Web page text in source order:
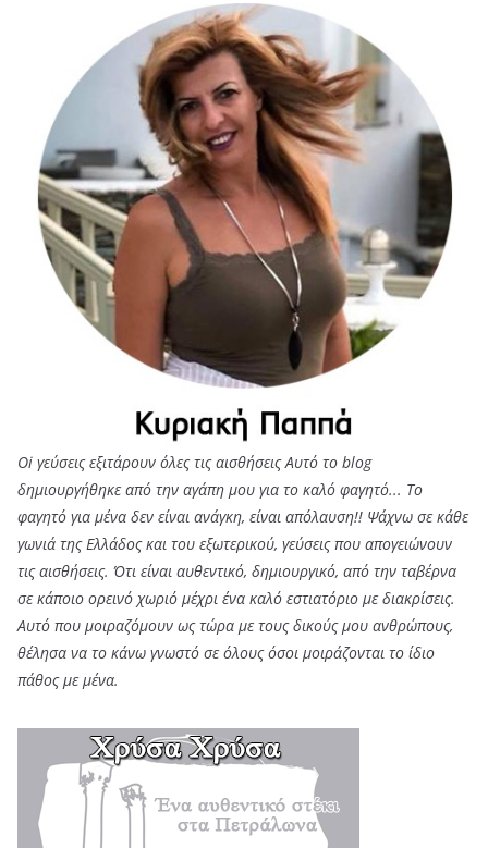
Oi γεύσεις εξιτάρουν όλες τις αισθήσεις Αυτό το blog
δημιουργήθηκε από την αγάπη μου για το καλό φαγητό... Tο
φαγητό για μένα δεν είναι ανάγκη, είναι απόλαυση!! Ψάχνω σε κάθε
γωνιά της Ελλάδος και του εξωτερικού, γεύσεις που απογειώνουν
τις αισθήσεις. Ότι είναι αυθεντικό, δημιουργικό, από την ταβέρνα
σε κάποιο ορεινό χωριό μέχρι ένα καλό εστιατόριο με διακρίσεις.
Αυτό που μοιραζόμουν ως τώρα με τους δικούς μου ανθρώπους,
θέλησα να το κάνω γνωστό σε όλους όσοι μοιράζονται το ίδιο
πάθος με μένα.